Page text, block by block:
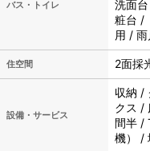
バス・トイレ
洗面
粧台 /
用 /
住空間 2面採
設備・サービス
収納 /
クス /
間半 /
機） /